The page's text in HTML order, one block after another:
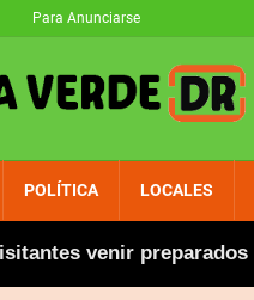
Para Anunciarse
POLÍTICA LOCALES
venir preparados